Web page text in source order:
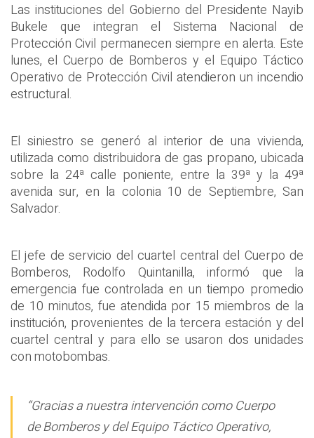
Las instituciones del Gobierno del Presidente Nayib
Bukele que integran el Sistema Nacional de
Protección Civil permanecen siempre en alerta. Este
lunes, el Cuerpo de Bomberos y el Equipo Táctico
Operativo de Protección Civil atendieron un incendio
estructural.
El siniestro se generó al interior de una vivienda,
utilizada como distribuidora de gas propano, ubicada
sobre la 24ª calle poniente, entre la 39ª y la 49ª
avenida sur, en la colonia 10 de Septiembre, San
Salvador.
El jefe de servicio del cuartel central del Cuerpo de
Bomberos, Rodolfo Quintanilla, informó que la
emergencia fue controlada en un tiempo promedio
de 10 minutos, fue atendida por 15 miembros de la
institución, provenientes de la tercera estación y del
cuartel central y para ello se usaron dos unidades
con motobombas.
“Gracias a nuestra intervención como Cuerpo
de Bomberos y del Equipo Táctico Operativo,